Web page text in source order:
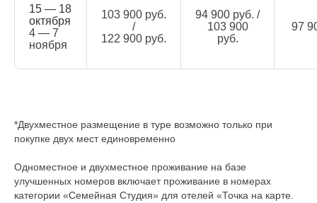
15 — 18
октября
4 — 7
ноября
103 900 руб.
/
122 900 руб.
94 900 руб. /
103 900
руб.
97
*Двухместное размещение в туре возможно только при
покупке двух мест единовременно
Одноместное и двухместное проживание на базе
улучшенных номеров включает проживание в номерах
категории «Семейная Студия» для отелей «Точка на карте.